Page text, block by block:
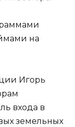
на
Игорь
входа в
земельных